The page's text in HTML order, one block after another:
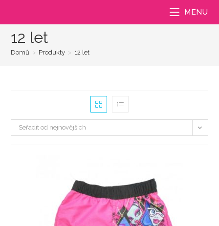
MENU
12 let
Domů > Produkty > 12 let
Seřadit od nejnovějších